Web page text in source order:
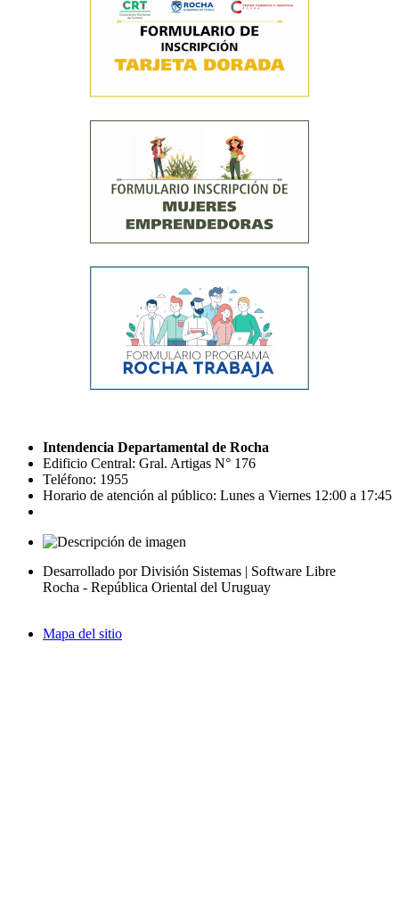
Intendencia Departamental de Rocha
Edificio Central: Gral. Artigas N° 176
Teléfono: 1955
Horario de atención al público: Lunes a Viernes 12:00 a 17:45
Desarrollado por División Sistemas | Software Libre
Rocha - República Oriental del Uruguay
Mapa del sitio